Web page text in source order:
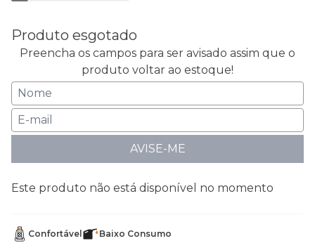
Produto esgotado
Preencha os campos para ser avisado assim que o
produto voltar ao estoque!
AVISE-ME
Este produto não está disponível no momento
Confortável Baixo Consumo